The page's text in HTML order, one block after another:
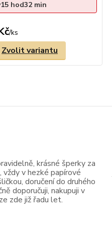
/ks
15 hod32 min
Zvolit variantu
krásné šperky za
vždy v hezké papírové
doručení do druhého
doporučuji, nakupuji v
zde již řadu let.